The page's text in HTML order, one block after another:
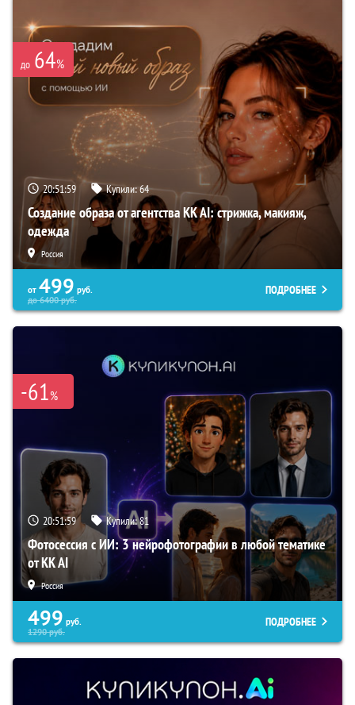
до 64%
20:51:59 Купили:64
Создание образа от агентства KK AI: стрижка, макияж,
одежда
Россия
от 499 руб.
до6400руб.
ПОДРОБНЕЕ
-61%
20:51:59 Купили:81
Фотосессия с ИИ: 3 нейрофотографии в любой тематике
от KK AI
Россия
499 руб.
1290руб.
ПОДРОБНЕЕ